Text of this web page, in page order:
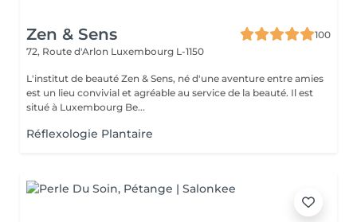
Zen & Sens
100
72, Route d'Arlon Luxembourg L-1150
L'institut de beauté Zen & Sens, né d'une aventure entre amies
est un lieu convivial et agréable au service de la beauté. Il est
situé à Luxembourg Be...
Réflexologie Plantaire